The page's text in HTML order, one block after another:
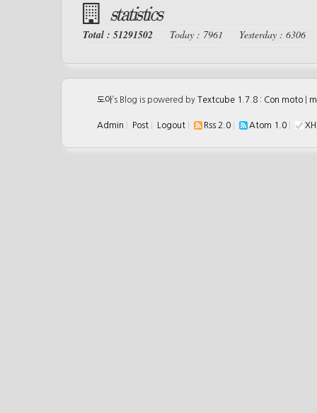
statistics
Total : 51291502 Today : 7961 Yesterday : 6306
도아’s Blog is powered by Textcube 1.7.8 : Con moto
Admin Post Logout Rss 2.0 Atom 1.0